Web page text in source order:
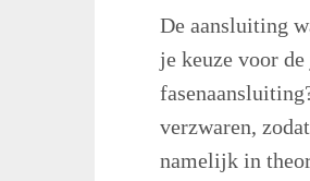
De aansluiting
je keuze voor
verzwaren,
namelijk in